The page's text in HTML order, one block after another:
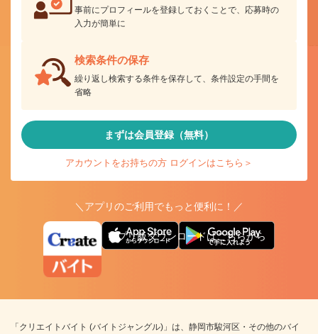
事前にプロフィールを登録しておくことで、応募時の
入力が簡単に
検索条件の保存
繰り返し検索する条件を保存して、条件設定の手間を
省略
まずは会員登録（無料）
アカウントをお持ちの方 ログインはこちら＞
＼アプリのご利用でもっと便利に！／
アプリ版ダウンロードはこちらから
「クリエイトバイト (バイトジャングル)」は、静岡市駿河区・その他のバイ